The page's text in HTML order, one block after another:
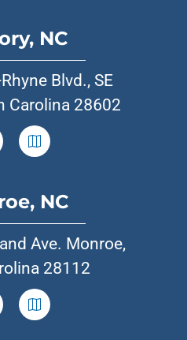
NC
Blvd., SE
Carolina 28602
NC
Ave. Monroe,
28112